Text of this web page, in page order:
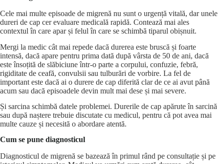
Cele mai multe episoade de migrenă nu sunt o urgență vitală, dar unele
dureri de cap cer evaluare medicală rapidă. Contează mai ales
contextul în care apar și felul în care se schimbă tiparul obișnuit.
Mergi la medic cât mai repede dacă durerea este bruscă și foarte
intensă, dacă apare pentru prima dată după vârsta de 50 de ani, dacă
este însoțită de slăbiciune într-o parte a corpului, confuzie, febră,
rigiditate de ceafă, convulsii sau tulburări de vorbire. La fel de
important este dacă ai o durere de cap diferită clar de ce ai avut până
acum sau dacă episoadele devin mult mai dese și mai severe.
Și sarcina schimbă datele problemei. Durerile de cap apărute în sarcină
sau după naștere trebuie discutate cu medicul, pentru că pot avea mai
multe cauze și necesită o abordare atentă.
Cum se pune diagnosticul
Diagnosticul de migrenă se bazează în primul rând pe consultație și pe